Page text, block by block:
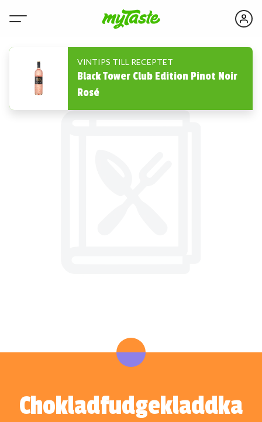
VINTIPS TILL RECEPTET
Black Tower Club Edition Pinot Noir
Rosé
Chokladfudgekladdka